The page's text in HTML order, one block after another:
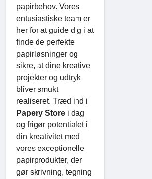
papirbehov. Vores
entusiastiske team er
her for at guide dig i at
finde de perfekte
papirløsninger og
sikre, at dine kreative
projekter og udtryk
bliver smukt
realiseret. Træd ind i
Papery Store i dag
og frigør potentialet i
din kreativitet med
vores exceptionelle
papirprodukter, der
gør skrivning, tegning